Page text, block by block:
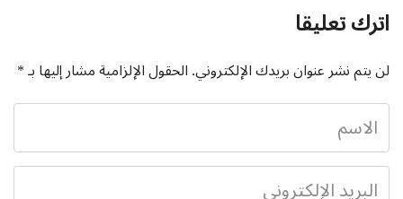
اترك تعليقا
لن يتم نشر عنوان بريدك الإلكتروني.الحقول الإلزامية مشار إليها بـ*